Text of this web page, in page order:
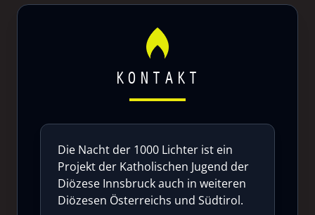
KONTAKT
Die Nacht der 1000 Lichter ist ein
Projekt der Katholischen Jugend der
Diözese Innsbruck auch in weiteren
Diözesen Österreichs und Südtirol.